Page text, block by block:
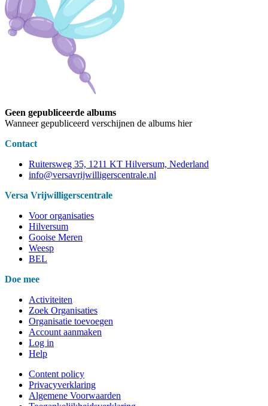
Geen gepubliceerde albums
Wanneer gepubliceerd verschijnen de albums hier
Contact
Ruitersweg 35, 1211 KT Hilversum, Nederland
info@versavrijwilligerscentrale.nl
Versa Vrijwilligerscentrale
Voor organisaties
Hilversum
Gooise Meren
Weesp
BEL
Doe mee
Activiteiten
Zoek Organisaties
Organisatie toevoegen
Account aanmaken
Log in
Help
Content policy
Privacyverklaring
Algemene Voorwaarden